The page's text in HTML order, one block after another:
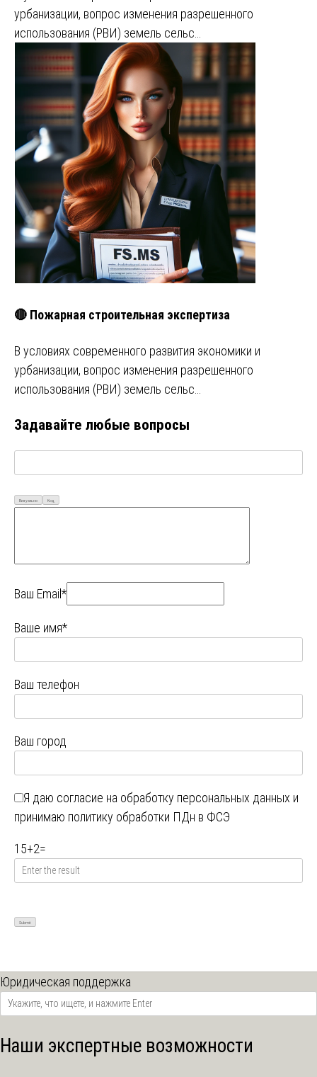
урбанизации, вопрос изменения разрешенного
использования (РВИ) земель сельс…
🔴 Пожарная строительная экспертиза
В условиях современного развития экономики и
урбанизации, вопрос изменения разрешенного
использования (РВИ) земель сельс…
Задавайте любые вопросы
Визуально Код
Ваш Email*
Ваше имя*
Ваш телефон
Ваш город
Я даю согласие на обработку персональных данных и
принимаю политику обработки ПДн в ФСЭ
15+2=
Юридическая поддержка
Наши экспертные возможности